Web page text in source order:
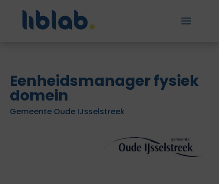
Eenheidsmanager fysiek
domein
Gemeente Oude IJsselstreek